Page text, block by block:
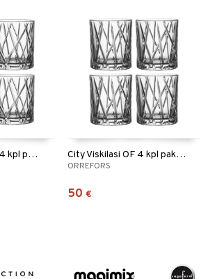
City Viskilasi DOF 4 kpl pakkaus City Viskilasi OF 4 kpl pakkaus
ORREFORS
50 €